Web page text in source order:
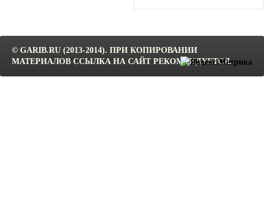
© GARIB.RU (2013-2014). ПРИ КОПИРОВАНИИ
МАТЕРИАЛОВ ССЫЛКА НА САЙТ РЕКОМЕНДУЕТСЯ.